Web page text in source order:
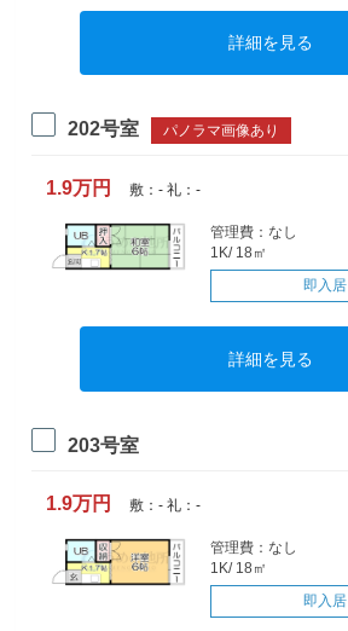
詳細を見る
202号室 パノラマ画像あり
1.9万円 敷：- 礼：-
管理費：なし
1K/ 18㎡
即入居
詳細を見る
203号室
1.9万円 敷：- 礼：-
管理費：なし
1K/ 18㎡
即入居